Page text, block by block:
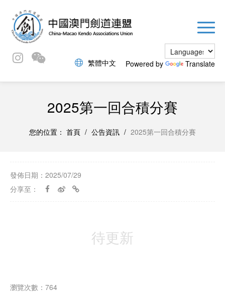
繁體中文 Powered by Translate
2025第一回合積分賽
您的位置： 首頁 / 公告資訊 / 2025第一回合積分賽
發佈日期：2025/07/29
分享至：
待更新
瀏覽次數：764